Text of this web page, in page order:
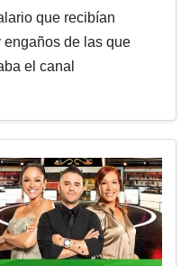
que recibían
engaños de las que
el canal